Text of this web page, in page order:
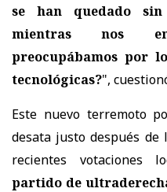
se han quedado
mientras nos
preocupábamos por
tecnológicas?",
Este nuevo terremoto
desata justo después
recientes votaciones
partido de